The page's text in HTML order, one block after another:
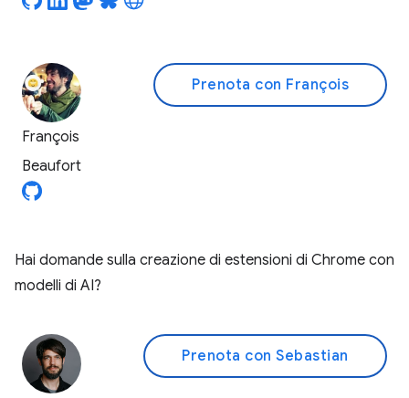
François
Beaufort
Prenota con François
Hai domande sulla creazione di estensioni di Chrome con
modelli di AI?
Prenota con Sebastian